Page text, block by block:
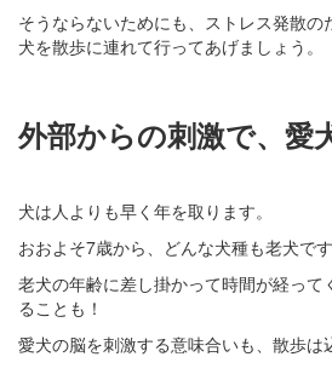
そうならないためにも、ストレス発散の
犬を散歩に連れて行ってあげましょう。
外部からの刺激で、愛
犬は人よりも早く年を取ります。
おおよそ7歳から、どんな犬種も老犬です
老犬の年齢に差し掛かって時間が経って
ることも！
愛犬の脳を刺激する意味合いも、散歩は